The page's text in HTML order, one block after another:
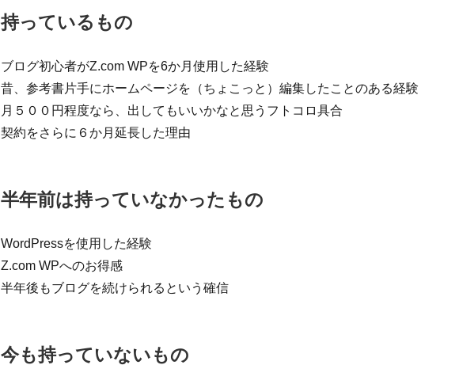
持っているもの
ブログ初心者がZ.com WPを6か月使用した経験
昔、参考書片手にホームページを（ちょこっと）編集したことのある経験
月５００円程度なら、出してもいいかなと思うフトコロ具合
契約をさらに６か月延長した理由
半年前は持っていなかったもの
WordPressを使用した経験
Z.com WPへのお得感
半年後もブログを続けられるという確信
今も持っていないもの